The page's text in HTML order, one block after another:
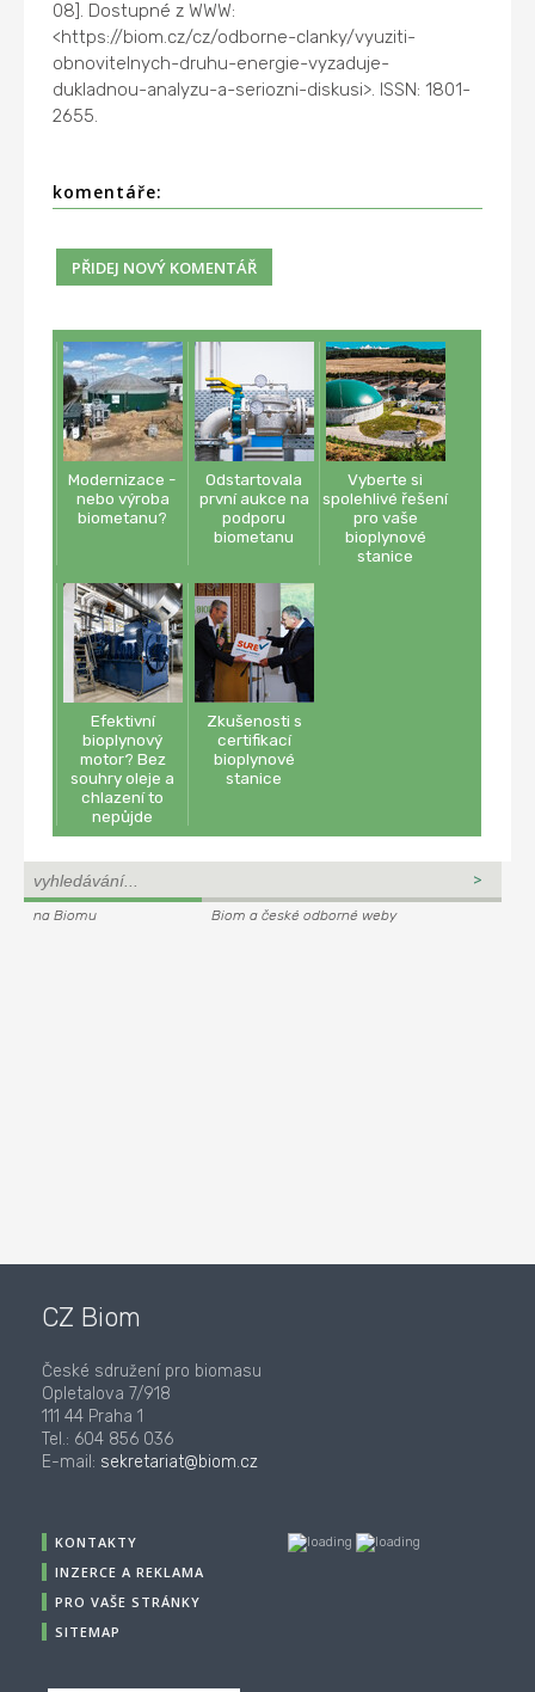
08]. Dostupné z WWW:
<https://biom.cz/cz/odborne-clanky/vyuziti-
obnovitelnych-druhu-energie-vyzaduje-
dukladnou-analyzu-a-seriozni-diskusi>. ISSN: 1801-
2655.
komentáře:
Modernizace -
nebo výroba
biometanu?
Odstartovala
první aukce na
podporu
biometanu
Vyberte si
spolehlivé řešení
pro vaše
bioplynové
stanice
Efektivní
bioplynový
motor? Bez
souhry oleje a
chlazení to
nepůjde
Zkušenosti s
certifikací
bioplynové
stanice
na Biomu Biom a české odborné weby
CZ Biom
České sdružení pro biomasu
Opletalova 7/918
111 44 Praha 1
Tel.: 604 856 036
E-mail: sekretariat@biom.cz
KONTAKTY
INZERCE A REKLAMA
PRO VAŠE STRÁNKY
SITEMAP